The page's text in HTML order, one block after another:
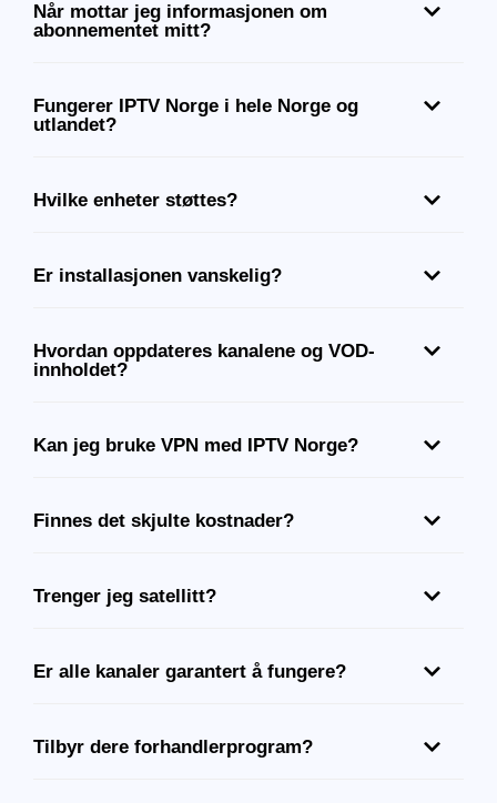
Når mottar jeg informasjonen om
abonnementet mitt?
Fungerer IPTV Norge i hele Norge og
utlandet?
Hvilke enheter støttes?
Er installasjonen vanskelig?
Hvordan oppdateres kanalene og VOD-
innholdet?
Kan jeg bruke VPN med IPTV Norge?
Finnes det skjulte kostnader?
Trenger jeg satellitt?
Er alle kanaler garantert å fungere?
Tilbyr dere forhandlerprogram?